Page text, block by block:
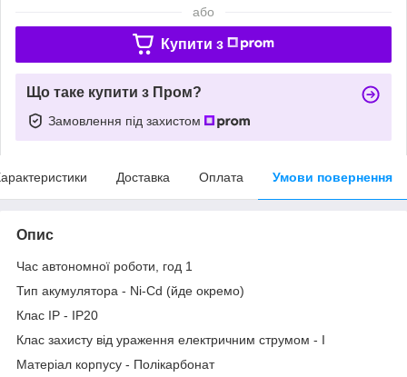
або
Купити з
Що таке купити з Пром?
Замовлення під захистом
Доставка Оплата Умови повернення
Опис
Час автономної роботи, год 1
Тип акумулятора - Ni-Cd (йде окремо)
Клас IP - IP20
Клас захисту від ураження електричним струмом - I
Матеріал корпусу - Полікарбонат